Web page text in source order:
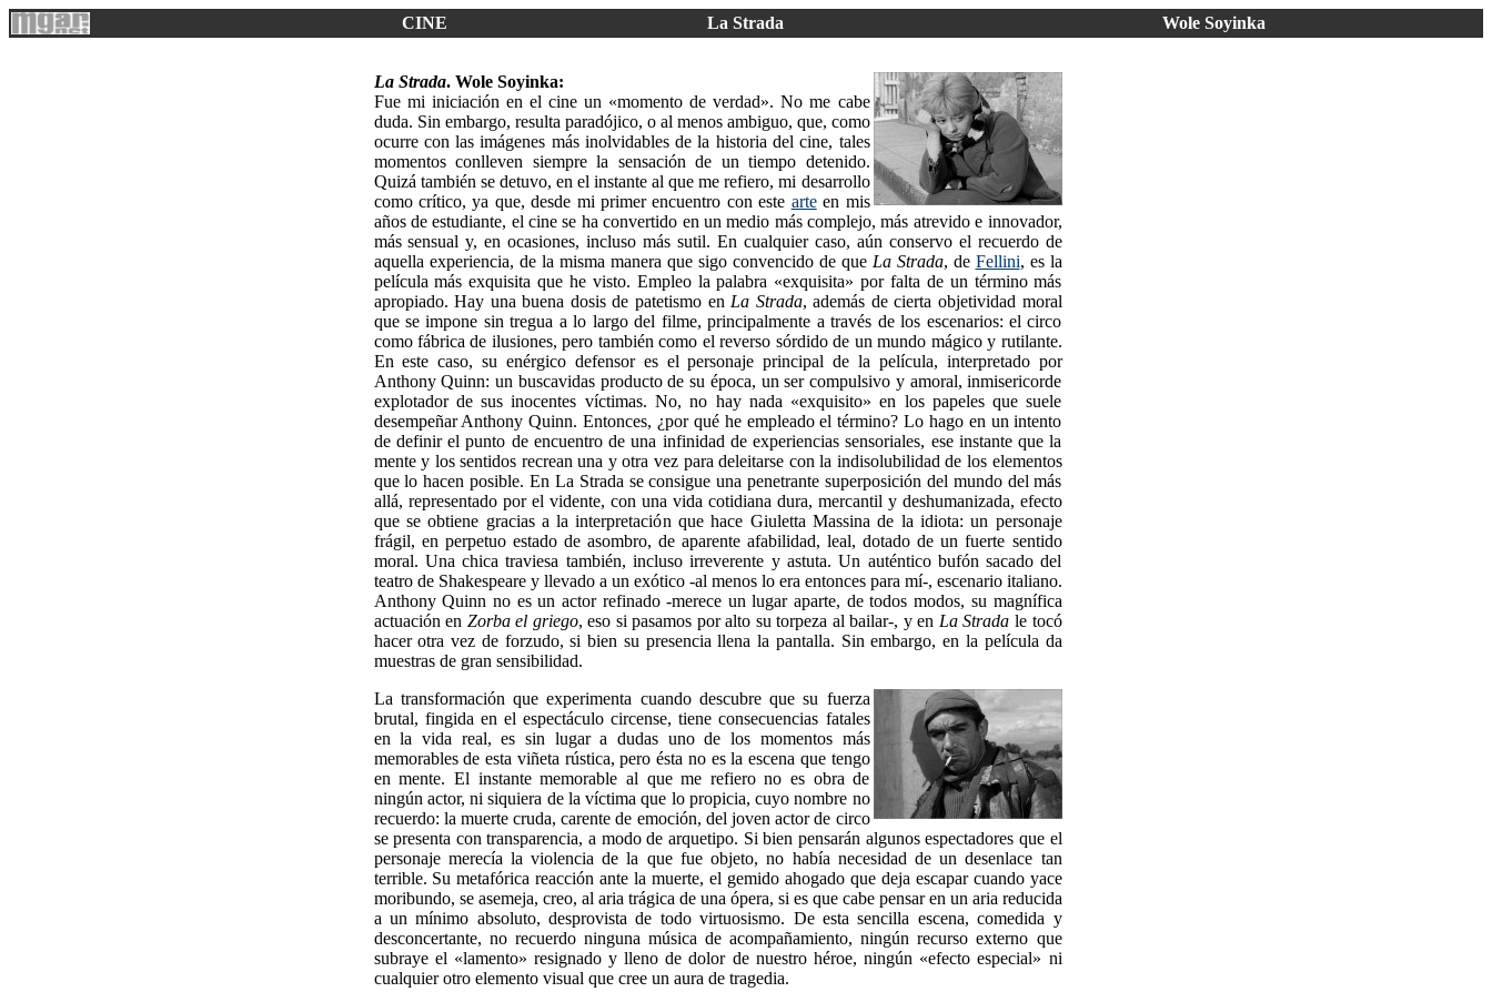
CINE La Strada Wole Soyinka
La Strada. Wole Soyinka:
Fue mi iniciación en el cine un «momento de verdad». No me cabe
duda. Sin embargo, resulta paradójico, o al menos ambiguo, que, como
ocurre con las imágenes más inolvidables de la historia del cine, tales
momentos conlleven siempre la sensación de un tiempo detenido.
Quizá también se detuvo, en el instante al que me refiero, mi desarrollo
como crítico, ya que, desde mi primer encuentro con este arteen mis
años de estudiante, el cine se ha convertido en un medio más complejo, más atrevido e innovador,
más sensual y, en ocasiones, incluso más sutil. En cualquier caso, aún conservo el recuerdo de
aquella experiencia, de la misma manera que sigo convencido de que La Strada, de Fellini, es la
película más exquisita que he visto. Empleo la palabra «exquisita» por falta de un término más
apropiado. Hay una buena dosis de patetismo en La Strada, además de cierta objetividad moral
que se impone sin tregua a lo largo del filme, principalmente a través de los escenarios: el circo
como fábrica de ilusiones, pero también como el reverso sórdido de un mundo mágico y rutilante.
En este caso, su enérgico defensor es el personaje principal de la película, interpretado por
Anthony Quinn: un buscavidas producto de su época, un ser compulsivo y amoral, inmisericorde
explotador de sus inocentes víctimas. No, no hay nada «exquisito» en los papeles que suele
desempeñar Anthony Quinn. Entonces, ¿por qué he empleado el término? Lo hago en un intento
de definir el punto de encuentro de una infinidad de experiencias sensoriales, ese instante que la
mente y los sentidos recrean una y otra vez para deleitarse con la indisolubilidad de los elementos
que lo hacen posible. En La Strada se consigue una penetrante superposición del mundo del más
allá, representado por el vidente, con una vida cotidiana dura, mercantil y deshumanizada, efecto
que se obtiene gracias a la interpretación que hace Giuletta Massina de la idiota: un personaje
frágil, en perpetuo estado de asombro, de aparente afabilidad, leal, dotado de un fuerte sentido
moral. Una chica traviesa también, incluso irreverente y astuta. Un auténtico bufón sacado del
teatro de Shakespeare y llevado a un exótico -al menos lo era entonces para mí-, escenario italiano.
Anthony Quinn no es un actor refinado -merece un lugar aparte, de todos modos, su magnífica
actuación en Zorba el griego, eso si pasamos por alto su torpeza al bailar-, y en La Strada le tocó
hacer otra vez de forzudo, si bien su presencia llena la pantalla. Sin embargo, en la película da
muestras de gran sensibilidad.
La transformación que experimenta cuando descubre que su fuerza
brutal, fingida en el espectáculo circense, tiene consecuencias fatales
en la vida real, es sin lugar a dudas uno de los momentos más
memorables de esta viñeta rústica, pero ésta no es la escena que tengo
en mente. El instante memorable al que me refiero no es obra de
ningún actor, ni siquiera de la víctima que lo propicia, cuyo nombre no
recuerdo: la muerte cruda, carente de emoción, del joven actor de circo
se presenta con transparencia, a modo de arquetipo. Si bien pensarán algunos espectadores que el
personaje merecía la violencia de la que fue objeto, no había necesidad de un desenlace tan
terrible. Su metafórica reacción ante la muerte, el gemido ahogado que deja escapar cuando yace
moribundo, se asemeja, creo, al aria trágica de una ópera, si es que cabe pensar en un aria reducida
a un mínimo absoluto, desprovista de todo virtuosismo. De esta sencilla escena, comedida y
desconcertante, no recuerdo ninguna música de acompañamiento, ningún recurso externo que
subraye el «lamento» resignado y lleno de dolor de nuestro héroe, ningún «efecto especial» ni
cualquier otro elemento visual que cree un aura de tragedia.